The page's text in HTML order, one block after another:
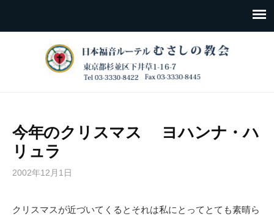
今年のクリスマス ヨハンナ・ハ
リュラ
2002年12月1日
クリスマスが近づいてくるとそれは私にとってとても素晴ら